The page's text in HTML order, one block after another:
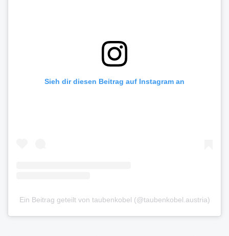
Sieh dir diesen Beitrag auf Instagram an
Ein Beitrag geteilt von taubenkobel (@taubenkobel.austria)